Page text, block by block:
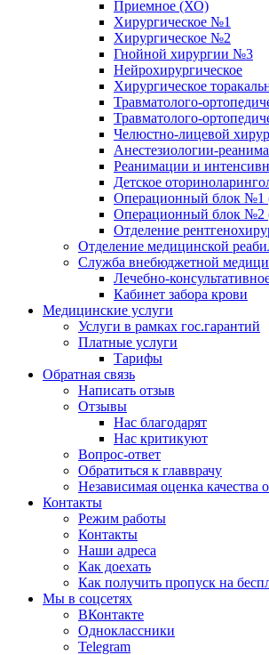
Приемное (ХО)
Хирургическое №1
Хирургическое №2
Гнойной хирургии №3
Нейрохирургическое
Хирургическое
Травматолого-
Травматолого-
Челюстно-лицевой
Анестезиологии-
Реанимации и
Детское
Операционный блок
Операционный блок
Отделение
Отделение медицинской
Служба внебюджетной
Лечебно-
Кабинет забора крови
Медицинские услуги
Услуги в рамках гос.гарантий
Платные услуги
Тарифы
Обратная связь
Написать отзыв
Отзывы
Нас благодарят
Нас критикуют
Вопрос-ответ
Обратиться к главврачу
Независимая оценка качества
Контакты
Режим работы
Контакты
Наши адреса
Как доехать
Как получить пропуск на
Мы в соцсетях
ВКонтакте
Одноклассники
Telegram